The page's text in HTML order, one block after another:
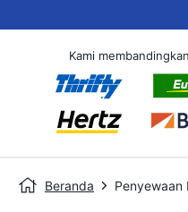
Kami
Beranda Penyewaan